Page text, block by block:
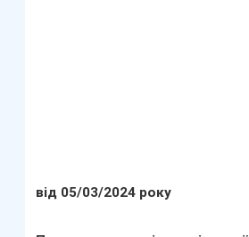
від 05/03/2024 року